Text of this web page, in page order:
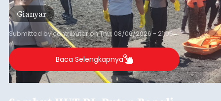
Gianyar
Submitted bycontributoronThu, 08/06/2026 - 21:06
Baca Selengkapnya